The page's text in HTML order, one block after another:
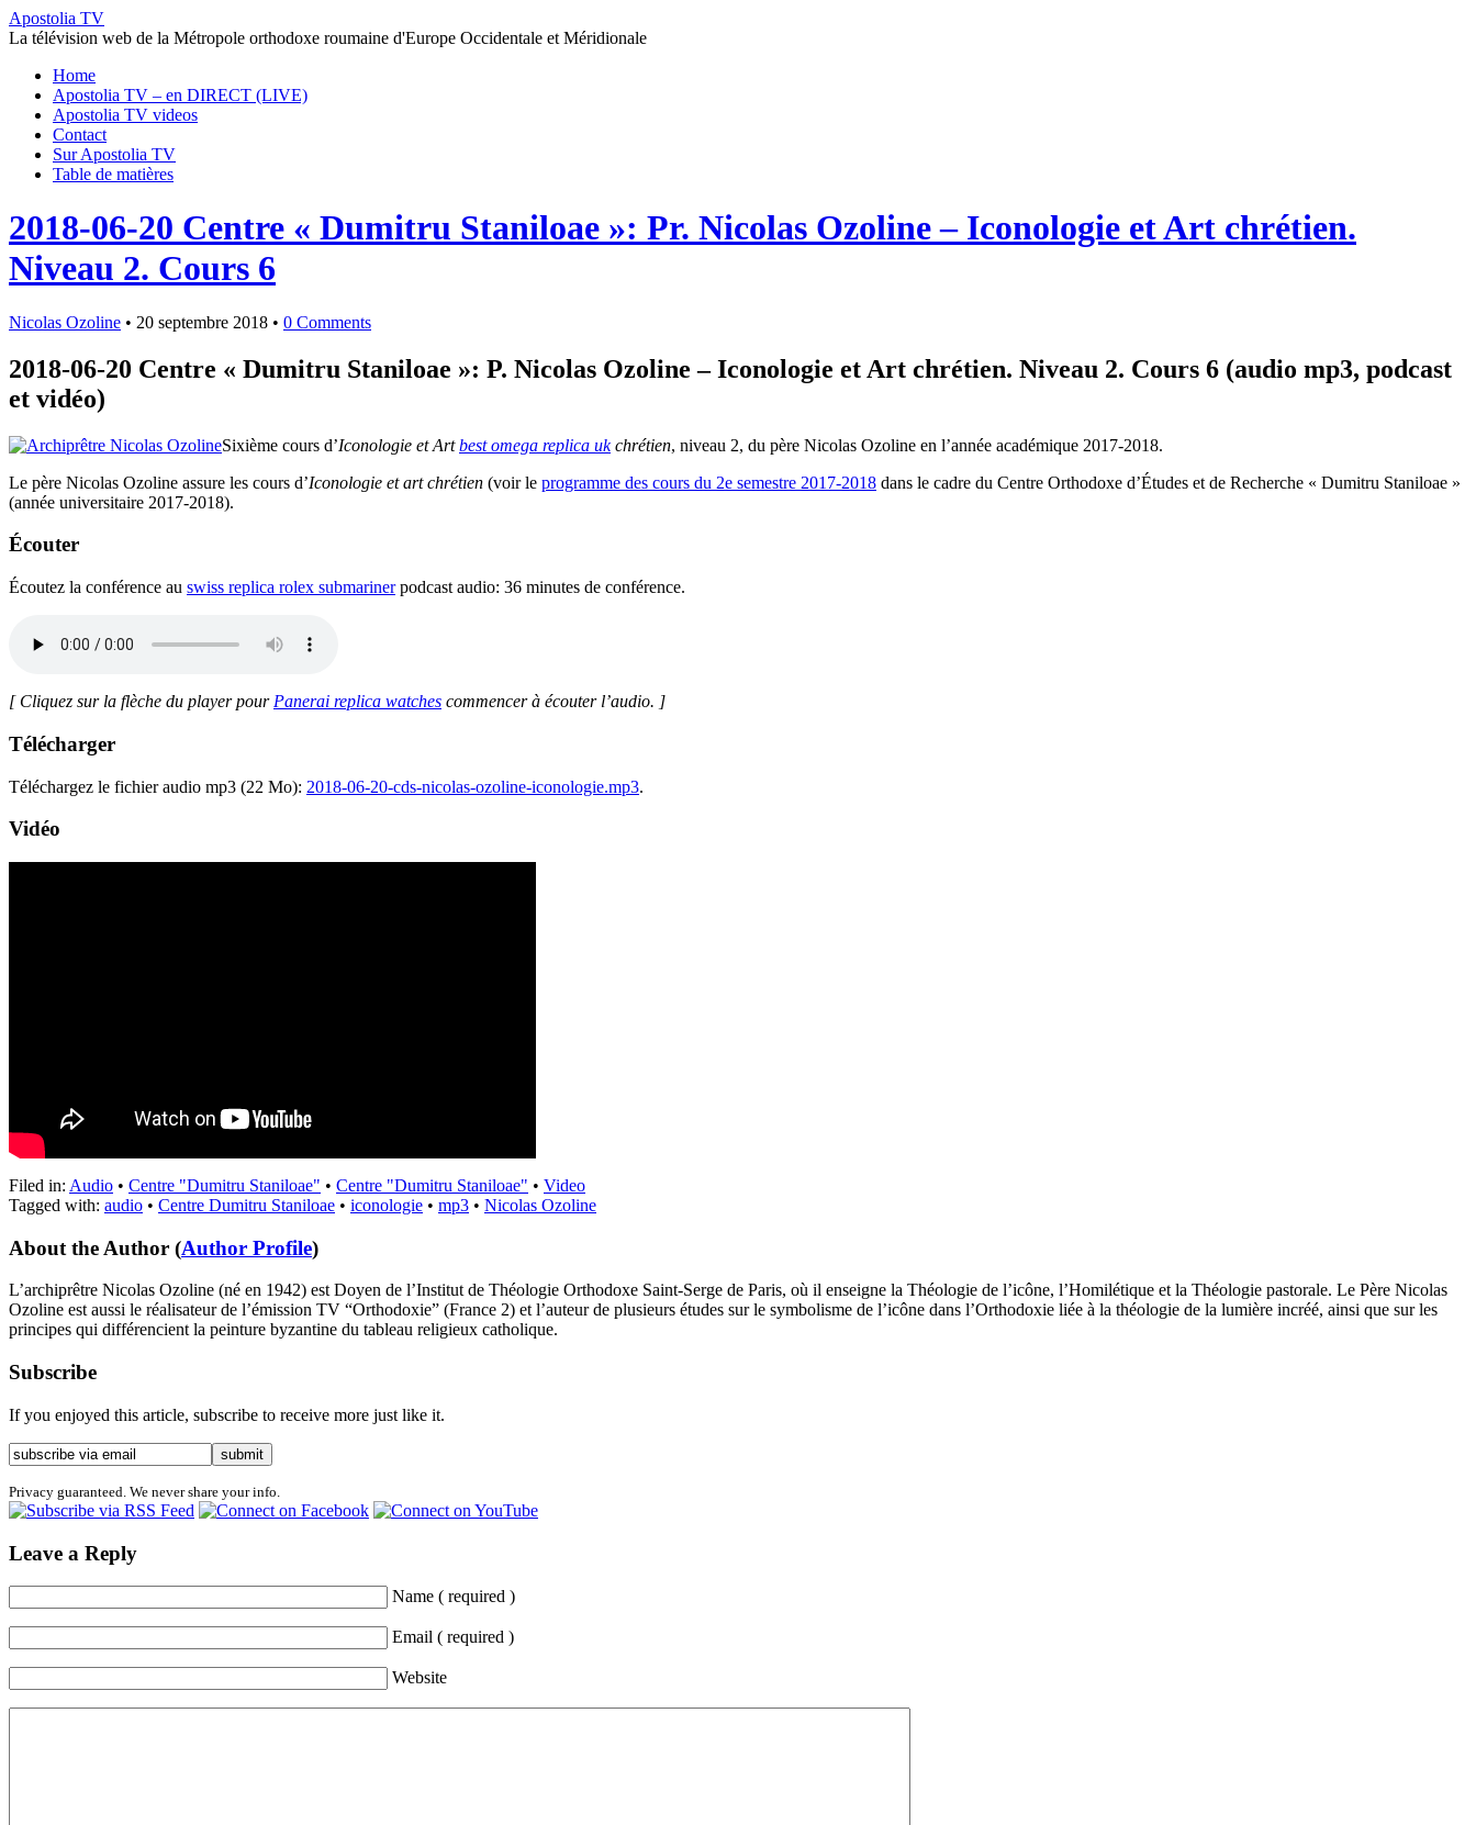
Apostolia TV
La télévision web de la Métropole orthodoxe roumaine d'Europe Occidentale et Méridionale
Home
Apostolia TV – en DIRECT (LIVE)
Apostolia TV videos
Contact
Sur Apostolia TV
Table de matières
2018-06-20 Centre « Dumitru Staniloae »: Pr. Nicolas Ozoline – Iconologie et Art chrétien.
Niveau 2. Cours 6
Nicolas Ozoline • 20 septembre 2018 • 0 Comments
2018-06-20 Centre « Dumitru Staniloae »: P. Nicolas Ozoline – Iconologie et Art chrétien. Niveau 2. Cours 6 (audio mp3, podcast
et vidéo)
Sixième cours d’Iconologie et Artbest omega replica ukchrétien, niveau 2, du père Nicolas Ozoline en l’année académique 2017-2018.
Le père Nicolas Ozoline assure les cours d’Iconologie et art chrétien (voir le programme des cours du 2e semestre 2017-2018 dans le cadre du Centre Orthodoxe d’Études et de Recherche « Dumitru Staniloae »
(année universitaire 2017-2018).
Écouter
Écoutez la conférence au swiss replica rolex submarinerpodcast audio: 36 minutes de conférence.
[ Cliquez sur la flèche du player pour Panerai replica watches commencer à écouter l’audio. ]
Télécharger
Téléchargez le fichier audio mp3 (22 Mo): 2018-06-20-cds-nicolas-ozoline-iconologie.mp3.
Vidéo
Filed in: Audio • Centre "Dumitru Staniloae" • Centre "Dumitru Staniloae" • Video
Tagged with: audio • Centre Dumitru Staniloae • iconologie • mp3 • Nicolas Ozoline
About the Author (Author Profile)
L’archiprêtre Nicolas Ozoline (né en 1942) est Doyen de l’Institut de Théologie Orthodoxe Saint-Serge de Paris, où il enseigne la Théologie de l’icône, l’Homilétique et la Théologie pastorale. Le Père Nicolas
Ozoline est aussi le réalisateur de l’émission TV “Orthodoxie” (France 2) et l’auteur de plusieurs études sur le symbolisme de l’icône dans l’Orthodoxie liée à la théologie de la lumière incréé, ainsi que sur les
principes qui différencient la peinture byzantine du tableau religieux catholique.
Subscribe
If you enjoyed this article, subscribe to receive more just like it.
Privacy guaranteed. We never share your info.
Leave a Reply
Name ( required )
Email ( required )
Website